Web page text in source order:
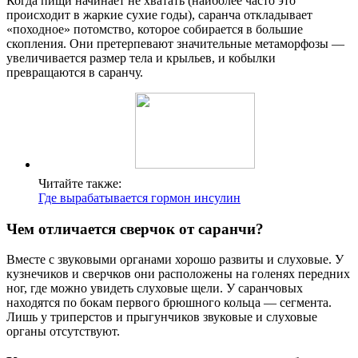
происходит в жаркие сухие годы), саранча откладывает
«походное» потомство, которое собирается в большие
скопления. Они претерпевают значительные метаморфозы —
увеличивается размер тела и крыльев, и кобылки
превращаются в саранчу.
Читайте также:
Где вырабатывается гормон инсулин
Чем отличается сверчок от саранчи?
Вместе с звуковыми органами хорошо развиты и слуховые. У
кузнечиков и сверчков они расположены на голенях передних
ног, где можно увидеть слуховые щели. У саранчовых
находятся по бокам первого брюшного кольца — сегмента.
Лишь у триперстов и прыгунчиков звуковые и слуховые
органы отсутствуют.